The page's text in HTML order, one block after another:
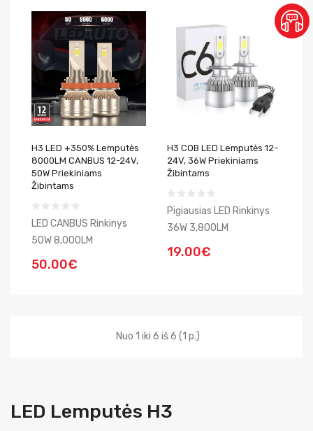
H3 LED +350% Lemputės
8000LM CANBUS 12-24V,
50W Priekiniams
Žibintams
LED CANBUS Rinkinys
50W 8,000LM
50.00€
H3 COB LED Lemputės 12-
24V, 36W Priekiniams
Žibintams
Pigiausias LED Rinkinys
36W 3,800LM
19.00€
Nuo 1 iki 6 iš 6 (1 p.)
LED Lemputės H3